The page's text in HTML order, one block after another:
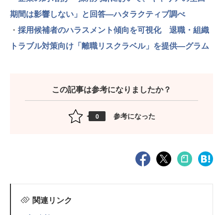
期間は影響しない」と回答—ハタラクティブ調べ
・ 採用候補者のハラスメント傾向を可視化 退職・組織
トラブル対策向け「離職リスクラベル」を提供—グラム
この記事は参考になりましたか？
0 参考になった
関連リンク